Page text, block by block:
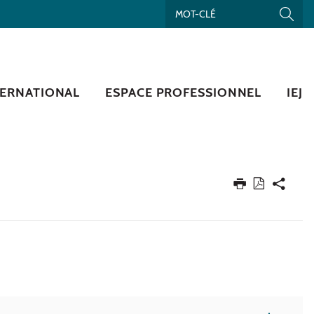
ESPACE PROFESSIONNEL IEJ